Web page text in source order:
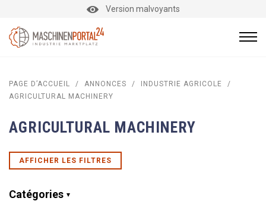
Version malvoyants
PAGE D’ACCUEIL / ANNONCES / INDUSTRIE AGRICOLE
/
AGRICULTURAL MACHINERY
AGRICULTURAL MACHINERY
AFFICHER LES FILTRES
Catégories